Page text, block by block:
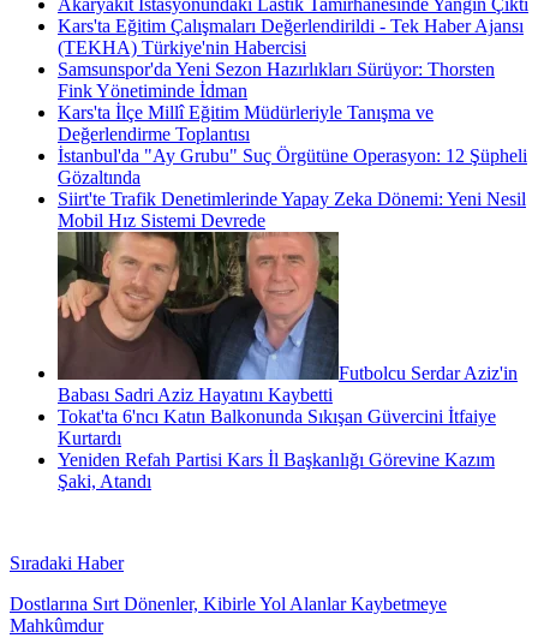
Akaryakıt İstasyonundaki Lastik Tamirhanesinde Yangın Çıktı
Kars'ta Eğitim Çalışmaları Değerlendirildi - Tek Haber Ajansı
(TEKHA) Türkiye'nin Habercisi
Samsunspor'da Yeni Sezon Hazırlıkları Sürüyor: Thorsten
Fink Yönetiminde İdman
Kars'ta İlçe Millî Eğitim Müdürleriyle Tanışma ve
Değerlendirme Toplantısı
İstanbul'da "Ay Grubu" Suç Örgütüne Operasyon: 12 Şüpheli
Gözaltında
Siirt'te Trafik Denetimlerinde Yapay Zeka Dönemi: Yeni Nesil
Mobil Hız Sistemi Devrede
Futbolcu Serdar Aziz'in
Babası Sadri Aziz Hayatını Kaybetti
Tokat'ta 6'ncı Katın Balkonunda Sıkışan Güvercini İtfaiye
Kurtardı
Yeniden Refah Partisi Kars İl Başkanlığı Görevine Kazım
Şaki, Atandı
Sıradaki Haber
Dostlarına Sırt Dönenler, Kibirle Yol Alanlar Kaybetmeye
Mahkûmdur